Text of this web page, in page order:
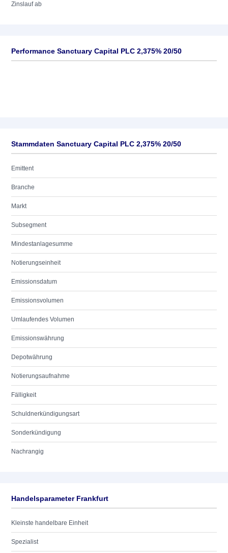
Zinslauf ab
Performance Sanctuary Capital PLC 2,375% 20/50
Stammdaten Sanctuary Capital PLC 2,375% 20/50
Emittent
Branche
Markt
Subsegment
Mindestanlagesumme
Notierungseinheit
Emissionsdatum
Emissionsvolumen
Umlaufendes Volumen
Emissionswährung
Depotwährung
Notierungsaufnahme
Fälligkeit
Schuldnerkündigungsart
Sonderkündigung
Nachrangig
Handelsparameter Frankfurt
Kleinste handelbare Einheit
Spezialist